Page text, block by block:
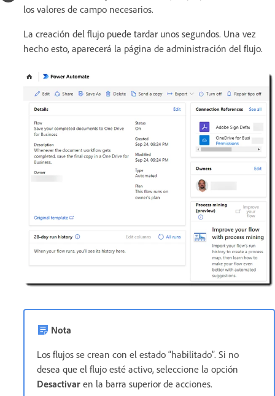
los valores de campo necesarios.
La creación del flujo puede tardar unos segundos. Una vez
hecho esto, aparecerá la página de administración del flujo.
Nota
Los flujos se crean con el estado “habilitado”. Si no
desea que el flujo esté activo, seleccione la opción
Desactivar en la barra superior de acciones.